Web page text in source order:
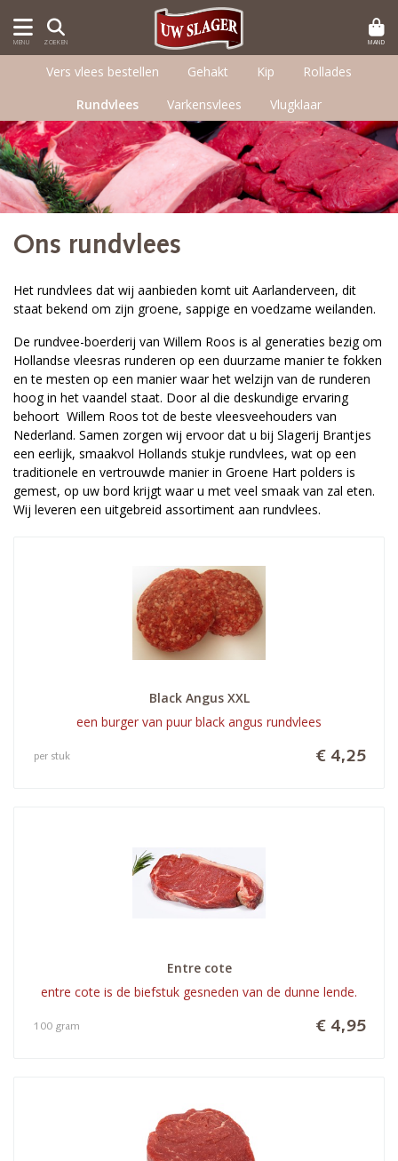
MENU ZOEKEN MAND
Vers vlees bestellen Gehakt Kip
Rollades
Rundvlees
Varkensvlees Vlugklaar
Ons rundvlees
Het rundvlees dat wij aanbieden komt uit Aarlanderveen, dit
staat bekend om zijn groene, sappige en voedzame weilanden.
De rundvee-boerderij van Willem Roos is al generaties bezig om
Hollandse vleesras runderen op een duurzame manier te fokken
en te mesten op een manier waar het welzijn van de runderen
hoog in het vaandel staat. Door al die deskundige ervaring
behoort Willem Roos tot de beste vleesveehouders van
Nederland. Samen zorgen wij ervoor dat u bij Slagerij Brantjes
een eerlijk, smaakvol Hollands stukje rundvlees, wat op een
traditionele en vertrouwde manier in Groene Hart polders is
gemest, op uw bord krijgt waar u met veel smaak van zal eten.
Wij leveren een uitgebreid assortiment aan rundvlees.
Black Angus XXL
een burger van puur black angus rundvlees
€ 4,25
per stuk
Entre cote
entre cote is de biefstuk gesneden van de dunne lende.
€ 4,95
100 gram